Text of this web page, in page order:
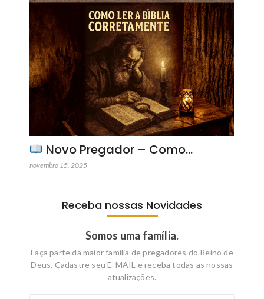
Novo Pregador – Como…
novembro 15, 2025
Receba nossas Novidades
Somos uma família.
Faça parte da maior familia de pregadores do Reino de
Deus. Cadastre seu E-MAIL e receba todas as nossas
atualizações.